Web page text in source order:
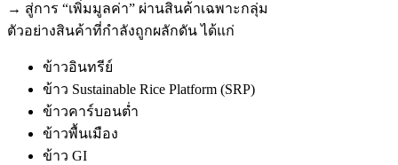
→ สู่การ “เพิ่มมูลค่า” ผ่านสินค้าเฉพาะกลุ่ม
ตัวอย่างสินค้าที่กำลังถูกผลักดัน ได้แก่
ข้าวอินทรีย์
ข้าว Sustainable Rice Platform (SRP)
ข้าวคาร์บอนต่ำ
ข้าวพื้นเมือง
ข้าว GI